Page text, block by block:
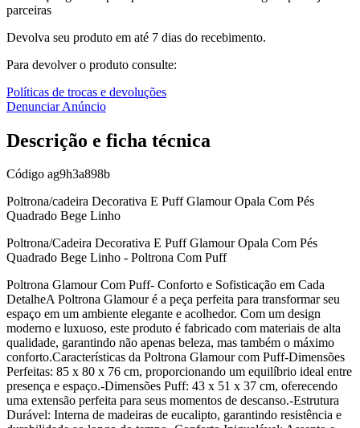
parceiras
Devolva seu produto em até 7 dias do recebimento.
Para devolver o produto consulte:
Políticas de trocas e devoluções
Denunciar Anúncio
Descrição e ficha técnica
Código ag9h3a898b
Poltrona/cadeira Decorativa E Puff Glamour Opala Com Pés
Quadrado Bege Linho
Poltrona/Cadeira Decorativa E Puff Glamour Opala Com Pés
Quadrado Bege Linho - Poltrona Com Puff
Poltrona Glamour Com Puff- Conforto e Sofisticação em Cada
DetalheA Poltrona Glamour é a peça perfeita para transformar seu
espaço em um ambiente elegante e acolhedor. Com um design
moderno e luxuoso, este produto é fabricado com materiais de alta
qualidade, garantindo não apenas beleza, mas também o máximo
conforto.Características da Poltrona Glamour com Puff-Dimensões
Perfeitas: 85 x 80 x 76 cm, proporcionando um equilíbrio ideal entre
presença e espaço.-Dimensões Puff: 43 x 51 x 37 cm, oferecendo
uma extensão perfeita para seus momentos de descanso.-Estrutura
Durável: Interna de madeiras de eucalipto, garantindo resistência e